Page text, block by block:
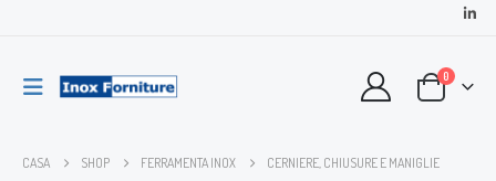
0
CASA SHOP FERRAMENTA INOX CERNIERE, CHIUSURE E MANIGLIE